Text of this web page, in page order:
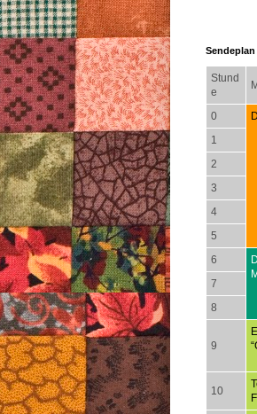
Stund
e
0
1
2
3
4
5
6
7
8
9
10